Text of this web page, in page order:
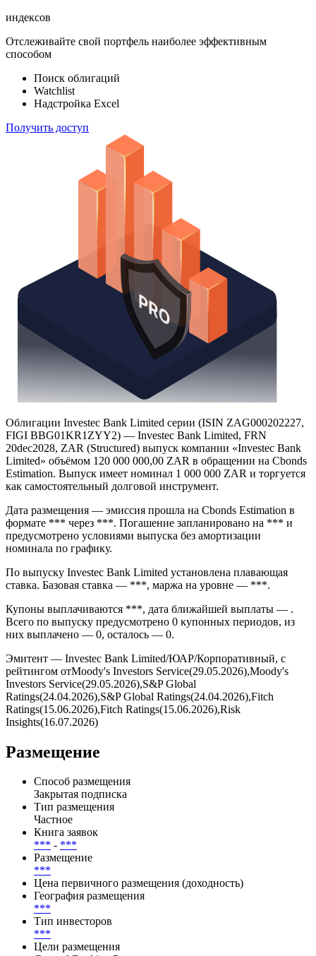
ETF & Funds
100 000
Отслеживайте свой портфель наиболее эффективным
способом
Поиск облигаций
Надстройка Excel
Получить доступ
Облигации Investec Bank Limited серии (ISIN ZAG000202227,
FIGI BBG01KR1ZYY2) — Investec Bank Limited, FRN
20dec2028, ZAR (Structured) выпуск компании «Investec Bank
Limited» объёмом 120 000 000,00 ZAR в обращении на Cbonds
Estimation. Выпуск имеет номинал 1 000 000 ZAR и торгуется
как самостоятельный долговой инструмент.
Дата размещения — эмиссия прошла на Cbonds Estimation в
формате *** через ***. Погашение запланировано на *** и
предусмотрено условиями выпуска без амортизации
По выпуску Investec Bank Limited установлена плавающая
ставка. Базовая ставка — ***, маржа на уровне — ***.
Купоны выплачиваются ***, дата ближайшей выплаты — .
Всего по выпуску предусмотрено 0 купонных периодов, из
них выплачено — 0, осталось — 0.
Эмитент — Investec Bank Limited/ЮАР/Корпоративный, с
рейтингом отMoody's Investors Service(29.05.2026),Moody's
Investors Service(29.05.2026),S&P Global
Ratings(24.04.2026),S&P Global Ratings(24.04.2026),Fitch
Ratings(15.06.2026),Fitch Ratings(15.06.2026),Risk
Размещение
Способ размещения
Закрытая подписка
Тип размещения
Частное
Книга заявок
***-***
Размещение
***
Цена первичного размещения (доходность)
География размещения